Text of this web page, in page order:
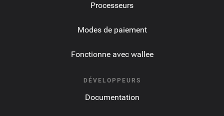
Processeurs
Modes de paiement
Fonctionne avec wallee
DÉVELOPPEURS
Documentation